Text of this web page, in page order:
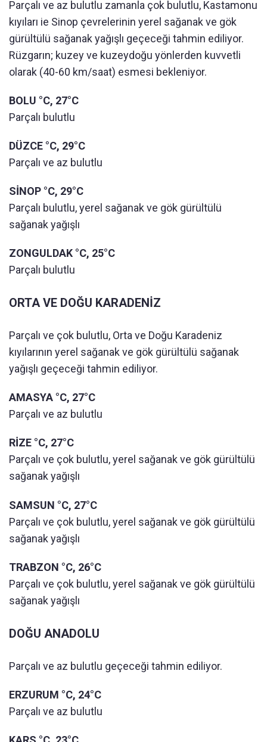
Parçalı ve az bulutlu zamanla çok bulutlu, Kastamonu
kıyıları ie Sinop çevrelerinin yerel sağanak ve gök
gürültülü sağanak yağışlı geçeceği tahmin ediliyor.
Rüzgarın; kuzey ve kuzeydoğu yönlerden kuvvetli
olarak (40-60 km/saat) esmesi bekleniyor.
BOLU °C, 27°C
Parçalı bulutlu
DÜZCE °C, 29°C
Parçalı ve az bulutlu
SİNOP °C, 29°C
Parçalı bulutlu, yerel sağanak ve gök gürültülü
sağanak yağışlı
ZONGULDAK °C, 25°C
Parçalı bulutlu
ORTA VE DOĞU KARADENİZ
Parçalı ve çok bulutlu, Orta ve Doğu Karadeniz
kıyılarının yerel sağanak ve gök gürültülü sağanak
yağışlı geçeceği tahmin ediliyor.
AMASYA °C, 27°C
Parçalı ve az bulutlu
RİZE °C, 27°C
Parçalı ve çok bulutlu, yerel sağanak ve gök gürültülü
sağanak yağışlı
SAMSUN °C, 27°C
Parçalı ve çok bulutlu, yerel sağanak ve gök gürültülü
sağanak yağışlı
TRABZON °C, 26°C
Parçalı ve çok bulutlu, yerel sağanak ve gök gürültülü
sağanak yağışlı
DOĞU ANADOLU
Parçalı ve az bulutlu geçeceği tahmin ediliyor.
ERZURUM °C, 24°C
Parçalı ve az bulutlu